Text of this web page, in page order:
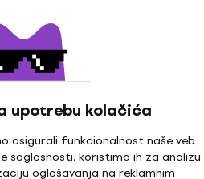
upotrebu kolačića
osigurali funkcionalnost naše veb
saglasnosti, koristimo ih za analizu
oglašavanja na reklamnim
Soundking DG006